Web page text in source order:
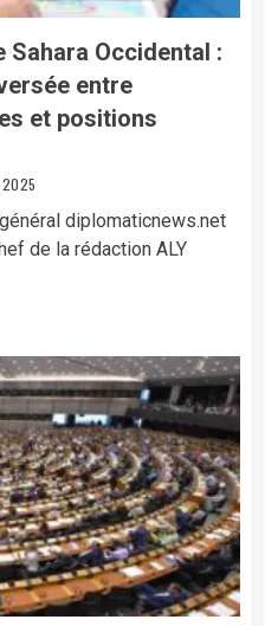
Sahara Occidental :
entre
et positions
2025
diplomaticnews.net
de la rédaction ALY